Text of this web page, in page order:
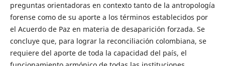
preguntas orientadoras en contexto tanto de la antropología
forense como de su aporte a los términos establecidos por
el Acuerdo de Paz en materia de desaparición forzada. Se
concluye que, para lograr la reconciliación colombiana, se
requiere del aporte de toda la capacidad del país, el